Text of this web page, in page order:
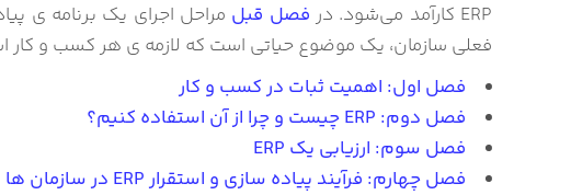
ERP کارآمد می‌شود. در
فصل قبل مراحل اجرای یک برنامه ی
فعلی سازمان، یک موضوع حياتی است که لازمه ی هر کسب و کار
فصل اول: اهمیت ثبات در کسب و کار
فصل دوم: ERP چیست و چرا از آن استفاده کنیم؟
فصل سوم: ارزیابی یک ERP
فصل چهارم: فرآیند پیاده سازی و استقرار ERP در سازمان ها